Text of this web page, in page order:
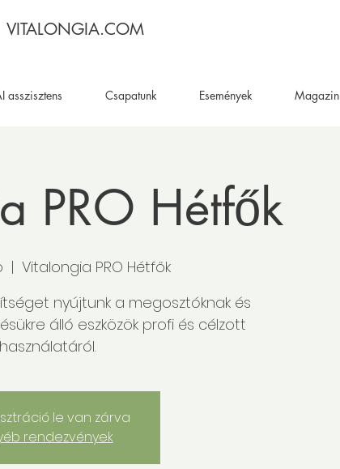
VITALONGIA.COM
asszisztens Csapatunk Események Magazin
PRO Hétfők
  |
Vitalongia PRO Hétfők
nyújtunk a megosztóknak és
álló eszközök profi és célzott
használatáról.
le van zárva
rendezvények